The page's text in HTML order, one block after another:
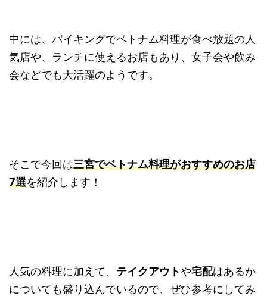
中には、バイキングでベトナム料理が食べ放題の人
気店や、ランチに使えるお店もあり、女子会や飲み
会などでも大活躍のようです。
そこで今回は三宮でベトナム料理がおすすめのお店
7選を紹介します！
人気の料理に加えて、 テイクアウトや宅配はあるか
についても盛り込んでいるので、ぜひ参考にしてみ